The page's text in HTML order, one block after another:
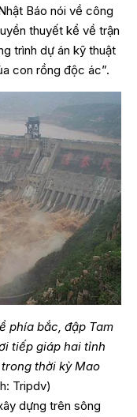
Báo nói về công
thuyết kể về trận
trình dự án kỹ thuật
con rồng độc ác”.
phía bắc, đập Tam
tiếp giáp hai tỉnh
thời kỳ Mao
Tripdv)
dựng trên sông